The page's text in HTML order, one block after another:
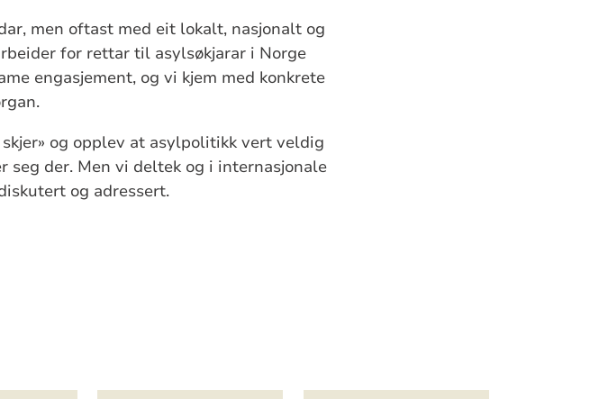
men oftast med eit lokalt, nasjonalt og
for rettar til asylsøkjarar i Norge
engasjement, og vi kjem med konkrete
og opplev at asylpolitikk vert veldig
seg der. Men vi deltek og i internasjonale
og adressert.